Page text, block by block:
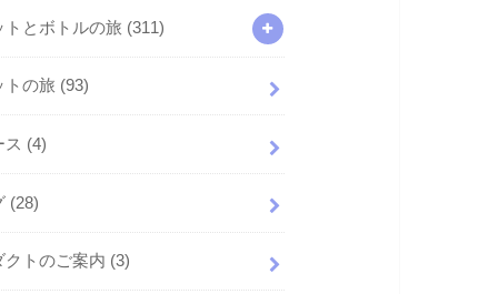
トとボトルの旅 (311)
トの旅 (93)
ス (4)
(28)
クトのご案内 (3)